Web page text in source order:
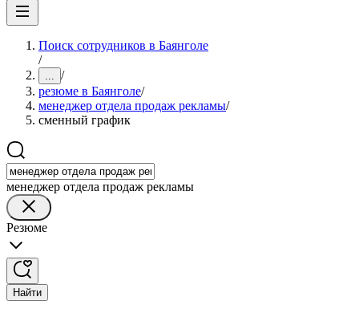
Поиск сотрудников в Баянголе
/
... /
резюме в Баянголе/
менеджер отдела продаж рекламы/
сменный график
менеджер отдела продаж рекламы
Резюме
Найти